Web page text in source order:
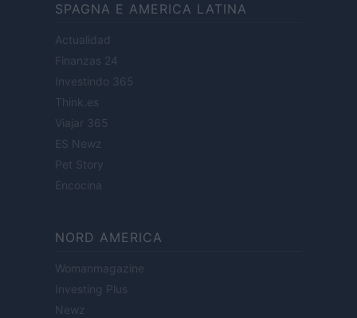
SPAGNA E AMERICA LATINA
Actualidad
Finanzas 24
Investindo 365
Think.es
Viajar 365
ES Newz
Pet Story
Encocina
NORD AMERICA
Womanmagazine
Investing Plus
Newz